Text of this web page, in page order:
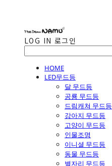
LOG IN 로그인
HOME
LED무드등
달 무드등
공룡 무드등
드림캐쳐 무드등
강아지 무드등
고양이 무드등
인물조명
이니셜 무드등
동물 무드등
별자리 무드등